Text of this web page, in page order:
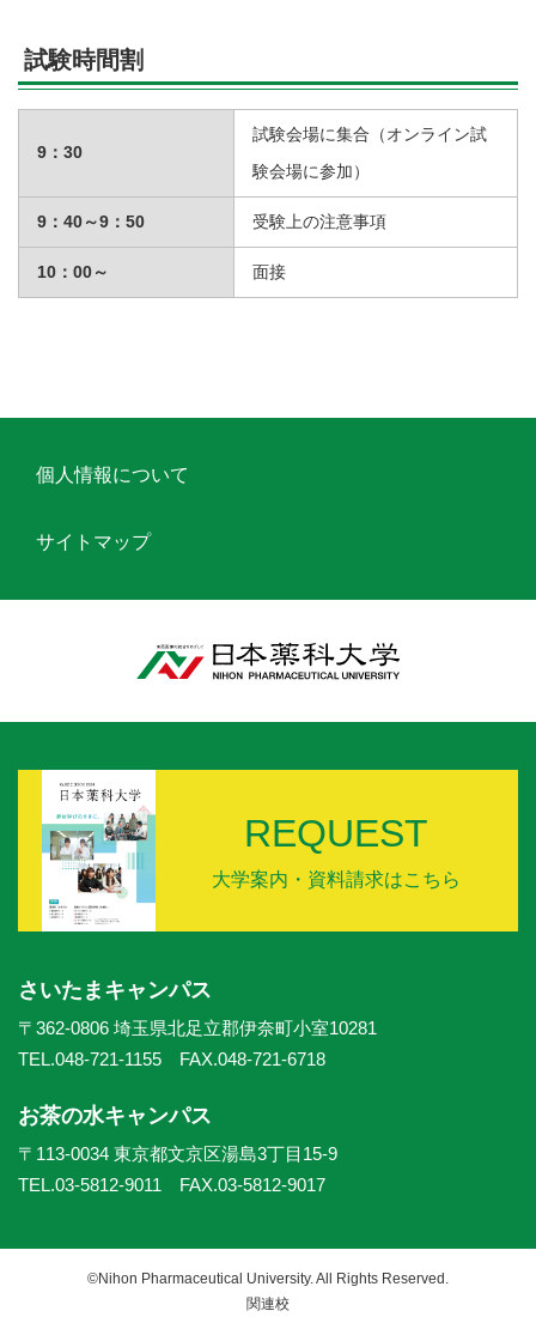
試験時間割
9：30
試験会場に集合（オンライン試
験会場に参加）
9：40～9：50 受験上の注意事項
10：00～ 面接
個人情報について
サイトマップ
REQUEST
大学案内・資料請求はこちら
さいたまキャンパス
〒362-0806 埼玉県北足立郡伊奈町小室10281
TEL.048-721-1155 FAX.048-721-6718
お茶の水キャンパス
〒113-0034 東京都文京区湯島3丁目15-9
TEL.03-5812-9011 FAX.03-5812-9017
©Nihon Pharmaceutical University. All Rights Reserved.
関連校